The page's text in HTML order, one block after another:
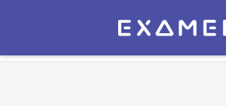
Экзамер — ЕГЭ 2027